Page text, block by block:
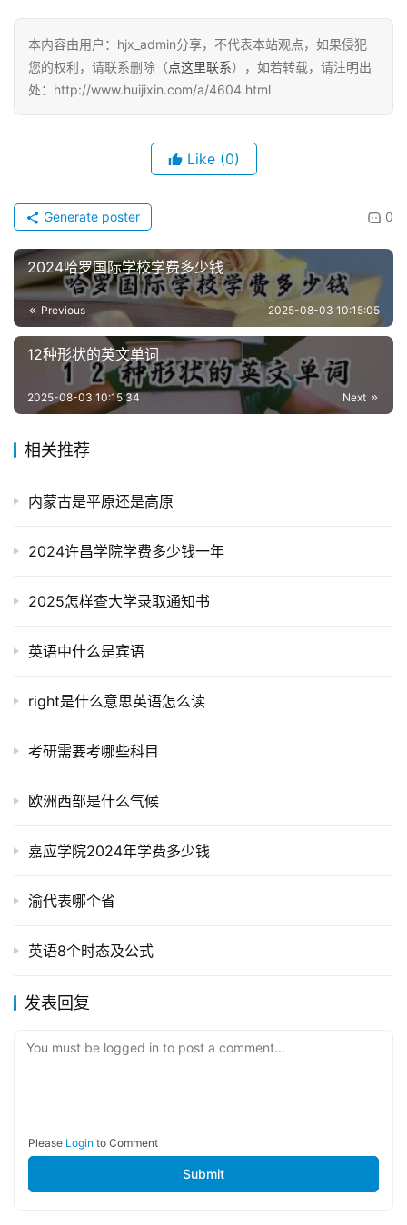
本内容由用户：hjx_admin分享，不代表本站观点，如果侵犯
您的权利，请联系删除（点这里联系），如若转载，请注明出
处：http://www.huijixin.com/a/4604.html
Like (0)
0
Generate poster
2024哈罗国际学校学费多少钱
Previous 2025-08-03 10:15:05
12种形状的英文单词
Next
2025-08-03 10:15:34
相关推荐
内蒙古是平原还是高原
2024许昌学院学费多少钱一年
2025怎样查大学录取通知书
英语中什么是宾语
right是什么意思英语怎么读
考研需要考哪些科目
欧洲西部是什么气候
嘉应学院2024年学费多少钱
渝代表哪个省
英语8个时态及公式
发表回复
You must be logged in to post a comment...
Please Login to Comment
Submit